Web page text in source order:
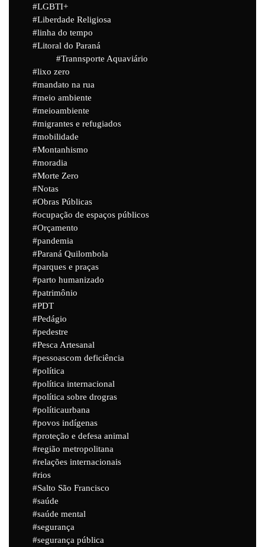
LGBTI+
Liberdade Religiosa
linha do tempo
Litoral do Paraná
Trannsporte Aquaviário
lixo zero
mandato na rua
meio ambiente
meioambiente
migrantes e refugiados
mobilidade
Montanhismo
moradia
Morte Zero
Notas
Obras Públicas
ocupação de espaços públicos
Orçamento
pandemia
Paraná Quilombola
parques e praças
parto humanizado
patrimônio
PDT
Pedágio
pedestre
Pesca Artesanal
pessoascom deficiência
política
política internacional
política sobre drogras
políticaurbana
povos indígenas
proteção e defesa animal
região metropolitana
relações internacionais
rios
Salto São Francisco
saúde
saúde mental
segurança
segurança pública